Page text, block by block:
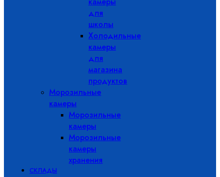
для
школы
Холодильные
камеры
для
магазина
продуктов
Морозильные
камеры
Морозильные
камеры
Морозильные
камеры
хранения
СКЛАДЫ